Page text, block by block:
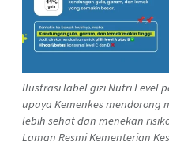
Ilustrasi label gizi Nutri Level
upaya Kemenkes mendorong
lebih sehat dan menekan
Laman Resmi Kementerian